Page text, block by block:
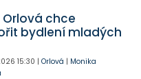
Orlová chce
bydlení mladých
15:30 | Orlová | Monika